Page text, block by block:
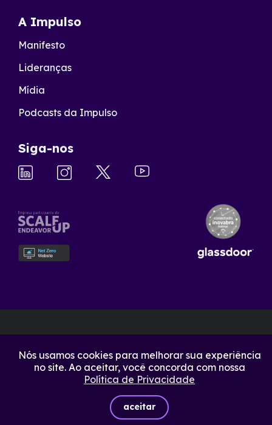
Nós usamos cookies para melhorar sua experiência
no site. Ao aceitar, você concorda com nossa
Política de Privacidade
aceitar
A Impulso
Manifesto
Lideranças
Mídia
Podcasts da Impulso
Siga-nos